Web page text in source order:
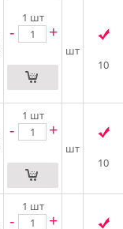
1 шт
- +
шт
10
1 шт
- +
шт
10
1 шт
- +